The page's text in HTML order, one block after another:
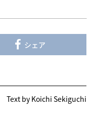
シェア
Text by Koichi Sekiguchi